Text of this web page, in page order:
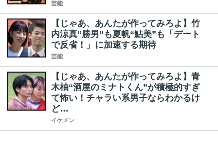
芸能
【じゃあ、あんたが作ってみろよ】竹
内涼真“勝男”も夏帆“鮎美”も「デート
で反省！」に加速する期待
芸能
【じゃあ、あんたが作ってみろよ】青
木柚“酒屋のミナトくん”が積極的すぎ
て怖い！チャラい系男子ならわかるけ
ど…
イケメン